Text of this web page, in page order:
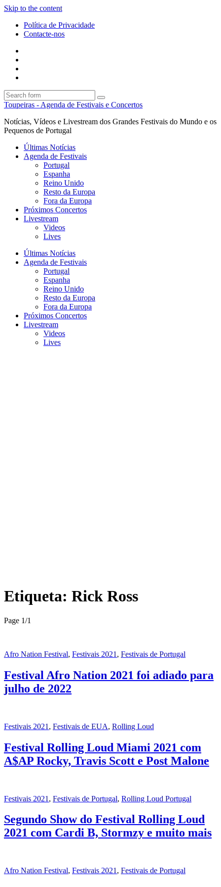
Skip to the content
Política de Privacidade
Contacte-nos
Search
Toupeiras - Agenda de Festivais e Concertos
Notícias, Vídeos e Livestream dos Grandes Festivais do Mundo e os
Pequenos de Portugal
Últimas Notícias
Agenda de Festivais
Portugal
Espanha
Reino Unido
Resto da Europa
Fora da Europa
Próximos Concertos
Livestream
Videos
Lives
Últimas Notícias
Agenda de Festivais
Portugal
Espanha
Reino Unido
Resto da Europa
Fora da Europa
Próximos Concertos
Livestream
Videos
Lives
Etiqueta: Rick Ross
Page 1/1
Afro Nation Festival, Festivais 2021 , Festivais de Portugal
Festival Afro Nation 2021 foi adiado para
julho de 2022
Festivais 2021 , Festivais de EUA, Rolling Loud
Festival Rolling Loud Miami 2021 com
A$AP Rocky, Travis Scott e Post Malone
Festivais 2021 , Festivais de Portugal, Rolling Loud Portugal
Segundo Show do Festival Rolling Loud
2021 com Cardi B, Stormzy e muito mais
Afro Nation Festival, Festivais 2021 , Festivais de Portugal